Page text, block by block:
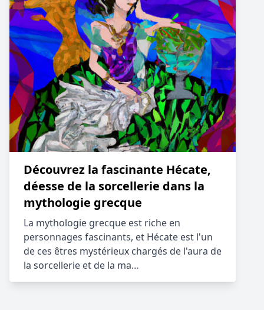
Découvrez la fascinante Hécate,
déesse de la sorcellerie dans la
mythologie grecque
La mythologie grecque est riche en
personnages fascinants, et Hécate est l'un
de ces êtres mystérieux chargés de l'aura de
la sorcellerie et de la ma…